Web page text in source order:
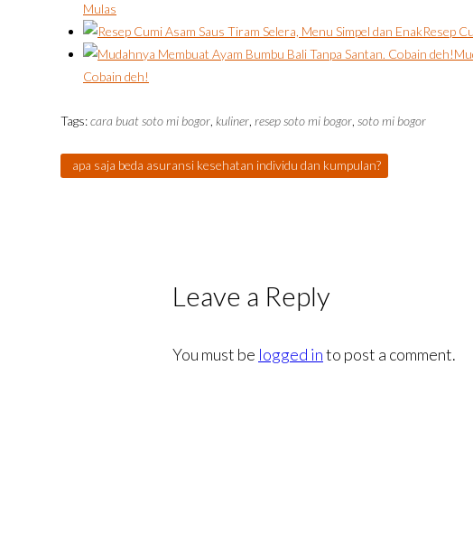
Mulas
Resep
Cobain deh!
Tags:cara buat soto mi bogor, kuliner, resep soto mi bogor, soto mi bogor
apa saja beda asuransi kesehatan individu dan kumpulan?
Leave a Reply
You must be logged into post a comment.